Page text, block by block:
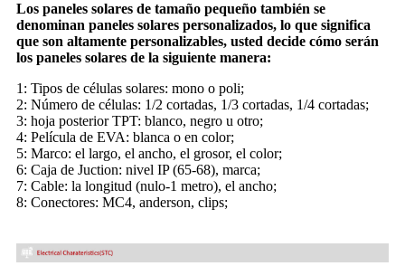
Los paneles solares de tamaño pequeño también se
denominan paneles solares personalizados, lo que significa
que son altamente personalizables, usted decide cómo serán
los paneles solares de la siguiente manera:
1: Tipos de células solares: mono o poli;
2: Número de células: 1/2 cortadas, 1/3 cortadas, 1/4 cortadas;
3: hoja posterior TPT: blanco, negro u otro;
4: Película de EVA: blanca o en color;
5: Marco: el largo, el ancho, el grosor, el color;
6: Caja de Juction: nivel IP (65-68), marca;
7: Cable: la longitud (nulo-1 metro), el ancho;
8: Conectores: MC4, anderson, clips;